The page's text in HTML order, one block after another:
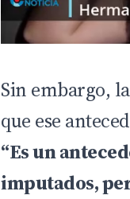
Sin embargo,
que ese
“Es un
imputados,